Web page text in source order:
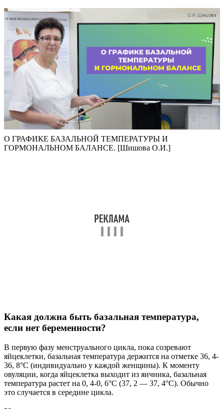
О ГРАФИКЕ БАЗАЛЬНОЙ ТЕМПЕРАТУРЫ И
ГОРМОНАЛЬНОМ БАЛАНСЕ. [Шишова О.И.]
Какая должна быть базальная температура,
если нет беременности?
В первую фазу менструального цикла, пока созревают
яйцеклетки, базальная температура держится на отметке 36, 4-
36, 8°С (индивидуально у каждой женщины). К моменту
овуляции, когда яйцеклетка выходит из яичника, базальная
температура растет на 0, 4-0, 6°С (37, 2 — 37, 4°С). Обычно
это случается в середине цикла.